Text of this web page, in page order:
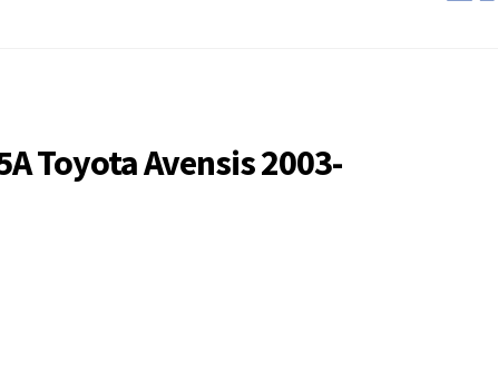
Toyota Avensis 2003-